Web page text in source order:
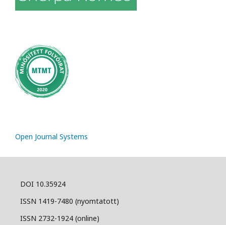
Open Journal Systems
DOI 10.35924
ISSN 1419-7480 (nyomtatott)
ISSN 2732-1924 (online)